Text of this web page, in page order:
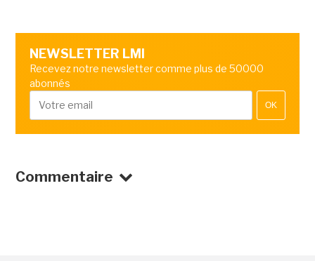
NEWSLETTER LMI
Recevez notre newsletter comme plus de 50000
abonnés
OK
Commentaire